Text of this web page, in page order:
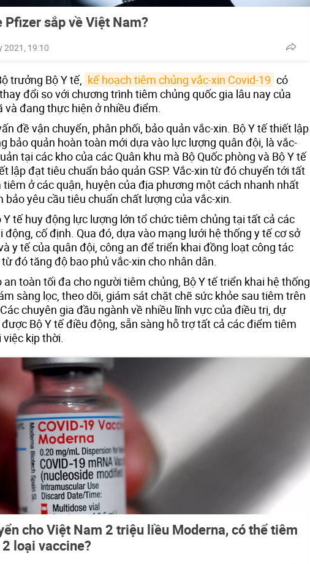
Pfizer sắp về Việt Nam?
2021, 19:10
trưởng Bộ Y tế, kế hoạch tiêm chủng vắc-xin Covid-19 có
đổi so với chương trình tiêm chủng quốc gia lâu nay của
và đang thực hiện ở nhiều điểm.
đề vận chuyển, phân phối, bảo quản vắc-xin. Bộ Y tế thiết lập
bảo quản hoàn toàn mới dựa vào lực lượng quân đội, là vắc-
tại các kho của các Quân khu mà Bộ Quốc phòng và Bộ Y tế
lập đạt tiêu chuẩn bảo quản GSP. Vắc-xin từ đó chuyển tới tất
ở các quận, huyện của địa phương một cách nhanh nhất
bảo yêu cầu tiêu chuẩn chất lượng của vắc-xin.
Y tế huy động lực lượng lớn tổ chức tiêm chủng tại tất cả các
động, cố định. Qua đó, dựa vào mạng lưới hệ thống y tế cơ sở
y tế của quân đội, công an để triển khai đồng loạt công tác
đó tăng độ bao phủ vắc-xin cho nhân dân.
toàn tối đa cho người tiêm chủng, Bộ Y tế triển khai hệ thống
sàng lọc, theo dõi, giám sát chặt chẽ sức khỏe sau tiêm trên
chuyên gia đầu ngành về nhiều lĩnh vực của điều trị, dự
Bộ Y tế điều động, sẵn sàng hỗ trợ tất cả các điểm tiêm
kịp thời.
cho Việt Nam 2 triệu liều Moderna, có thể tiêm
loại vaccine?